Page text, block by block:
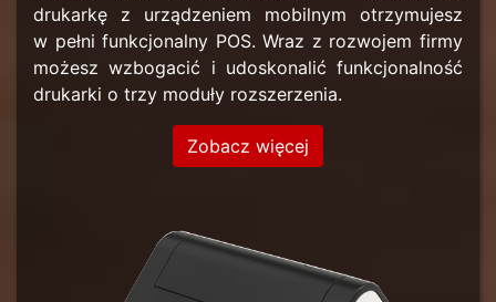
drukarkę z urządzeniem mobilnym otrzymujesz
w pełni funkcjonalny POS. Wraz z rozwojem firmy
możesz wzbogacić i udoskonalić funkcjonalność
drukarki o trzy moduły rozszerzenia.
Zobacz więcej